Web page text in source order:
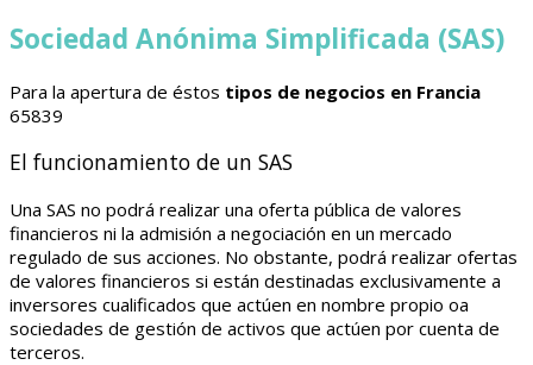
Sociedad Anónima Simplificada (SAS)
Para la apertura de éstos tipos de negocios en Francia
65839
El funcionamiento de un SAS
Una SAS no podrá realizar una oferta pública de valores
financieros ni la admisión a negociación en un mercado
regulado de sus acciones. No obstante, podrá realizar ofertas
de valores financieros si están destinadas exclusivamente a
inversores cualificados que actúen en nombre propio oa
sociedades de gestión de activos que actúen por cuenta de
terceros.